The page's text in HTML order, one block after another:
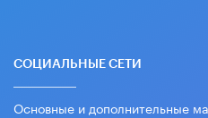
СОЦИАЛЬНЫЕ СЕТИ
Основные и дополнительные